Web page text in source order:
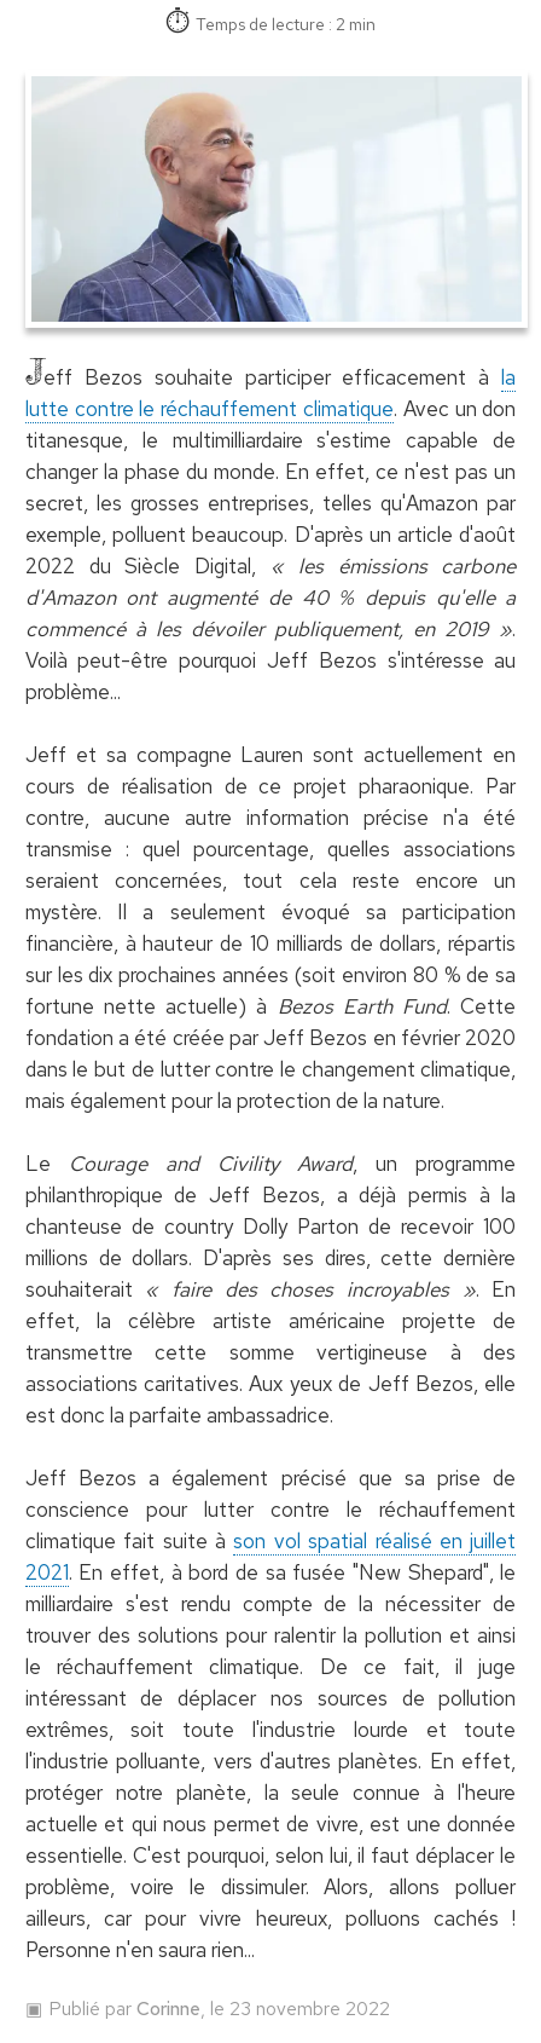
Temps de lecture : 2 min
Jeff Bezos souhaite participer efficacement àla
lutte contre le réchauffement climatique. Avec un don
titanesque, le multimilliardaire s'estime capable de
changer la phase du monde. En effet, ce n'est pas un
secret, les grosses entreprises, telles qu'Amazon par
exemple, polluent beaucoup. D'après un article d'août
2022 du Siècle Digital, « les émissions carbone
d'Amazon ont augmenté de 40 % depuis qu'elle a
commencé à les dévoiler publiquement, en 2019 ».
Voilà peut-être pourquoi Jeff Bezos s'intéresse au
problème...
Jeff et sa compagne Lauren sont actuellement en
cours de réalisation de ce projet pharaonique. Par
contre, aucune autre information précise n'a été
transmise : quel pourcentage, quelles associations
seraient concernées, tout cela reste encore un
mystère. Il a seulement évoqué sa participation
financière, à hauteur de 10 milliards de dollars, répartis
sur les dix prochaines années (soit environ 80 % de sa
fortune nette actuelle) à Bezos Earth Fund. Cette
fondation a été créée par Jeff Bezos en février 2020
dans le but de lutter contre le changement climatique,
mais également pour la protection de la nature.
Le Courage and Civility Award, un programme
philanthropique de Jeff Bezos, a déjà permis à la
chanteuse de country Dolly Parton de recevoir 100
millions de dollars. D'après ses dires, cette dernière
souhaiterait « faire des choses incroyables ». En
effet, la célèbre artiste américaine projette de
transmettre cette somme vertigineuse à des
associations caritatives. Aux yeux de Jeff Bezos, elle
est donc la parfaite ambassadrice.
Jeff Bezos a également précisé que sa prise de
conscience pour lutter contre le réchauffement
climatique fait suite àson vol spatial réalisé en juillet
2021. En effet, à bord de sa fusée "New Shepard", le
milliardaire s'est rendu compte de la nécessiter de
trouver des solutions pour ralentir la pollution et ainsi
le réchauffement climatique. De ce fait, il juge
intéressant de déplacer nos sources de pollution
extrêmes, soit toute l'industrie lourde et toute
l'industrie polluante, vers d'autres planètes. En effet,
protéger notre planète, la seule connue à l'heure
actuelle et qui nous permet de vivre, est une donnée
essentielle. C'est pourquoi, selon lui, il faut déplacer le
problème, voire le dissimuler. Alors, allons polluer
ailleurs, car pour vivre heureux, polluons cachés !
Personne n'en saura rien...
Publié parCorinne, le 23 novembre 2022